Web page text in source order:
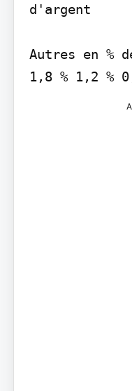
d'argent
Autres en %